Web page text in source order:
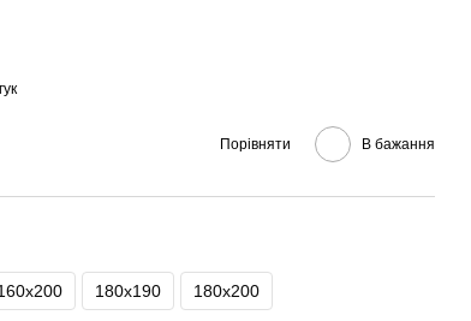
Порівняти В бажання
180х190 180х200